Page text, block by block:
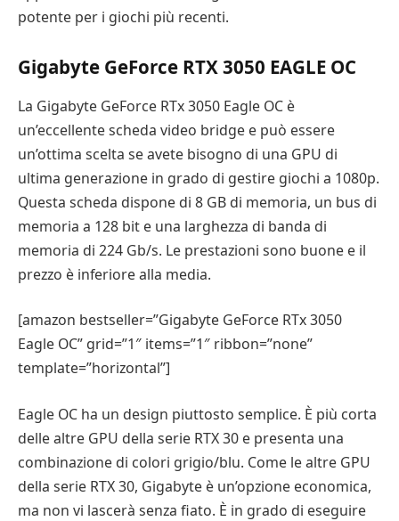
potente per i giochi più recenti.
Gigabyte GeForce RTX 3050 EAGLE OC
La Gigabyte GeForce RTx 3050 Eagle OC è
un’eccellente scheda video bridge e può essere
un’ottima scelta se avete bisogno di una GPU di
ultima generazione in grado di gestire giochi a 1080p.
Questa scheda dispone di 8 GB di memoria, un bus di
memoria a 128 bit e una larghezza di banda di
memoria di 224 Gb/s. Le prestazioni sono buone e il
prezzo è inferiore alla media.
[amazon bestseller=”Gigabyte GeForce RTx 3050
Eagle OC” grid=”1″ items=”1″ ribbon=”none”
template=”horizontal”]
Eagle OC ha un design piuttosto semplice. È più corta
delle altre GPU della serie RTX 30 e presenta una
combinazione di colori grigio/blu. Come le altre GPU
della serie RTX 30, Gigabyte è un’opzione economica,
ma non vi lascerà senza fiato. È in grado di eseguire